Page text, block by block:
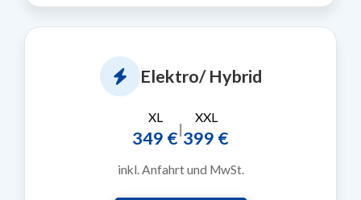
Elektro/ Hybrid
XL
349 €|
XXL
399 €
inkl. Anfahrt und MwSt.